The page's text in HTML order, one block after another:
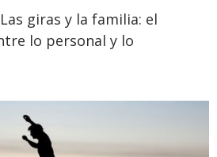
Las giras y la familia: el
lo personal y lo